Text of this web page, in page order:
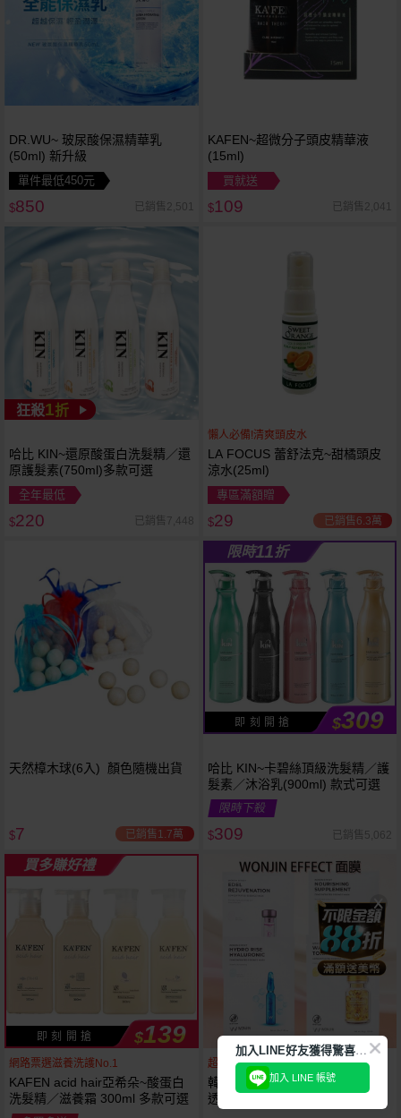
DR.WU~ 玻尿酸保濕精華乳
(50ml) 新升級
單件最低450元
$850 已銷售2,501
KAFEN~超微分子頭皮精華液
(15ml)
買就送
$109 已銷售2,041
狂殺1折
哈比 KIN~還原酸蛋白洗髮精／還
原護髮素(750ml)多款可選
全年最低
$220 已銷售7,448
懶人必備!清爽頭皮水
LA FOCUS 蕾舒法克~甜橘頭皮
涼水(25ml)
專區滿額贈
$29 已銷售6.3萬
天然樟木球(6入) 顏色隨機出貨
$7 已銷售1.7萬
限時11折
即 刻 開 搶 $309
哈比 KIN~卡碧絲頂級洗髮精／護
髮素／沐浴乳(900ml) 款式可選
限時下殺
$309 已銷售5,062
買多賺好禮
即 刻 開 搶 $139
網路票選滋養洗護No.1
KAFEN acid hair亞希朵~酸蛋白
洗髮精／滋養霜 300ml 多款可選
超有感！1片=15支安瓶
韓國 WONJIN EFFECT~藍安瓶
透明質酸補水保濕／綠吊瓶煥顏
加
入LINE好友獲得驚喜折扣!
加入 LINE 帳號